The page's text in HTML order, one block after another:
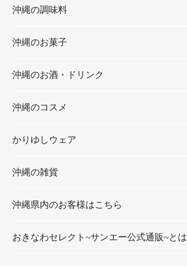
フルーツ・野菜
お肉
海産物
加工食品
缶詰／パウチ
沖縄料理
沖縄そば／乾麺
レトルト食品
乾物／粉類
沖縄の調味料
調味料
砂糖／黒砂糖
塩
お酢／ドレッシング
しょうゆ
みそ
だし／スパイス／島唐辛子
沖縄のお菓子
お菓子
黒糖
ちんすこう
伝統菓子
スナック
おつまみ
沖縄のお酒・ドリンク
お酒・ドリンク
泡盛
ビール・チューハイ
ワイン・ウィスキー・カクテル
ドリンク
沖縄のコスメ
コスメ
スキンケア
ボディケア
ヘアケア
かりゆしウェア
かりゆしウェア
メンズ
レディース
沖縄の雑貨
雑貨
沖縄ファッション
沖縄県内のお客様はこちら
おきなわセレクト~サンエー公式通販~とは